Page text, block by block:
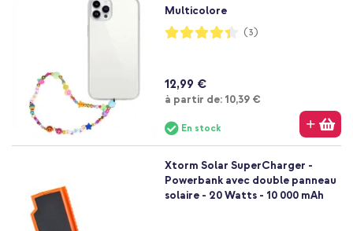
Multicolore
Notation:
87%
(3)
12,99 €
à partir de: À partir de
10,39 €
En stock
Xtorm Solar SuperCharger -
Powerbank avec double panneau
solaire - 20 Watts - 10 000 mAh